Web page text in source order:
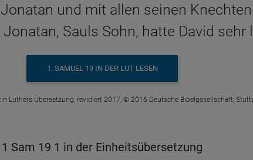
und mit allen seinen
Sauls Sohn, hatte David sehr
1. SAMUEL 19 IN DER LUT LESEN
Luthers Übersetzung, revidiert 2017, © 2016 Deutsche Bibelgesellschaft,
1 Sam 19 1 in der Einheitsübersetzung